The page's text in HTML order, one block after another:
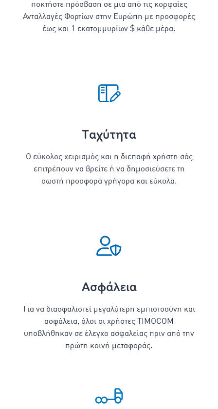
ποκτήστε πρόσβαση σε μια από τις κορφαίες
Ανταλλαγές Φορτίων στην Ευρώπη με προσφορές
έως και 1 εκατομμυρίων $ κάθε μέρα.
Tαχύτητα
Ο εύκολος χειρισμός και η διεπαφή χρήστη σάς
επιτρέπουν να βρείτε ή να δημοσιεύσετε τη
σωστή προσφορά γρήγορα και εύκολα.
Ασφάλεια
Για να διασφαλιστεί μεγαλύτερη εμπιστοσύνη και
ασφάλεια, όλοι οι χρήστες TIMOCOM
υποβλήθηκαν σε έλεγχο ασφαλείας πριν από την
πρώτη κοινή μεταφοράς.